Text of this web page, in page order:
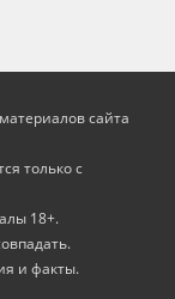
сайта
только с
18+.
и факты.